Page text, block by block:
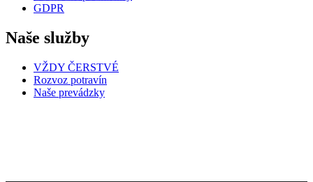
GDPR
Naše služby
VŽDY ČERSTVÉ
Rozvoz potravín
Naše prevádzky